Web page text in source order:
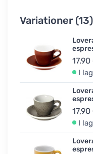
Variationer (13)
I
I